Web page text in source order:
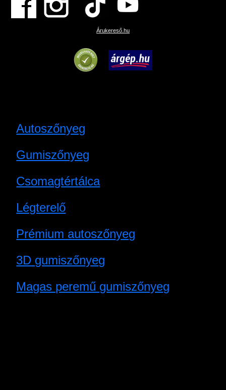
Árukereső.hu
Autoszőnyeg
Gumiszőnyeg
Csomagtértálca
Légterelő
Prémium autoszőnyeg
3D gumiszőnyeg
Magas peremű gumiszőnyeg